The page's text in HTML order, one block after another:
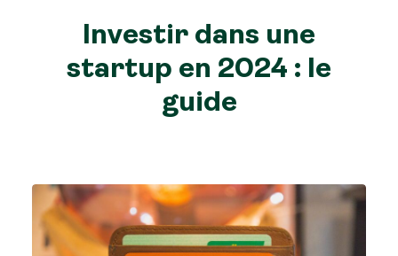
Découvrir MiiMOSA
Investir dans une
startup en 2024 : le
guide